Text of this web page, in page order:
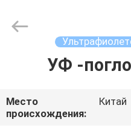
ДОМОЙ
ПРОДУКТЫ
COMPANY
LIMITED.
УФ -
Место
происхождения:
Китай